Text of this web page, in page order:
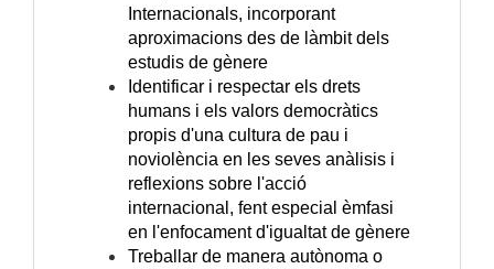
Internacionals, incorporant
aproximacions des de làmbit dels
estudis de gènere
Identificar i respectar els drets
humans i els valors democràtics
propis d'una cultura de pau i
noviolència en les seves anàlisis i
reflexions sobre l'acció
internacional, fent especial èmfasi
en l'enfocament d'igualtat de gènere
Treballar de manera autònoma o